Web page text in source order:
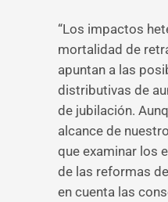
“Los impactos
mortalidad de
apuntan a las
distributivas de
de jubilación.
alcance de
que examinar los
de las reformas
en cuenta las